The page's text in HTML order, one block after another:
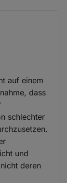
auf einem
dass
schlechter
und
deren